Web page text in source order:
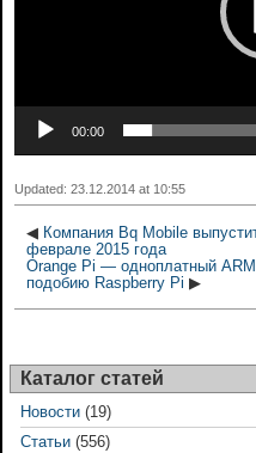
00:00
Updated: 23.12.2014 at 10:55
◀ Компания Bq Mobile
феврале 2015 года
Orange Pi — одноплатный
подобию Raspberry Pi ▶
Каталог статей
Новости (19)
Статьи (556)